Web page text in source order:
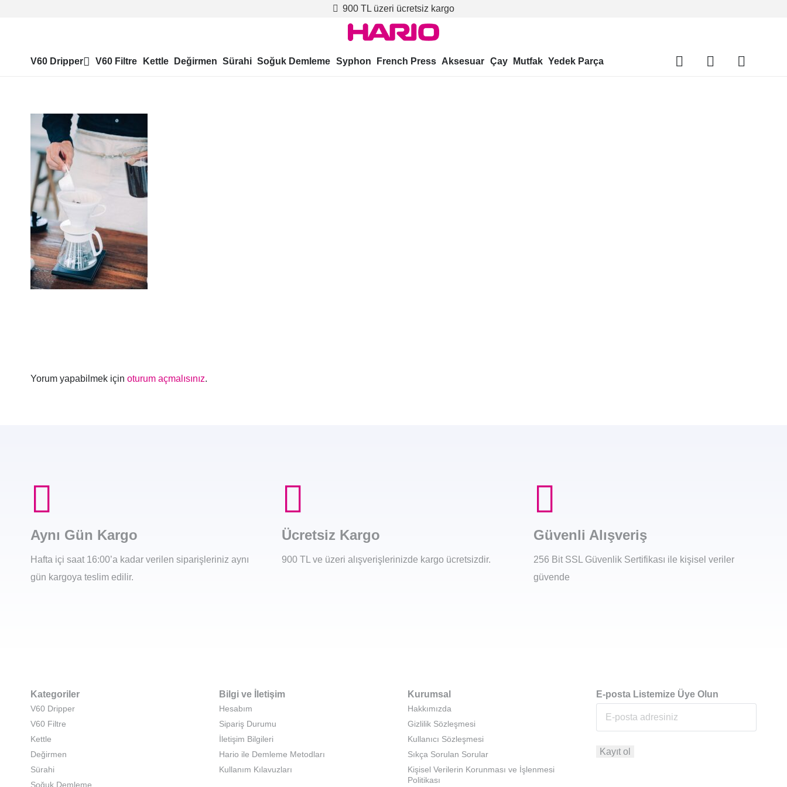
900 TL üzeri ücretsiz kargo
V60 Dripper V60 Filtre Kettle Değirmen Sürahi Soğuk Demleme Syphon French Press Aksesuar Çay Mutfak Yedek Parça
Yorum yapabilmek için oturum açmalısınız.
Aynı Gün Kargo
Hafta içi saat 16:00’a kadar verilen siparişleriniz aynı
gün kargoya teslim edilir.
Ücretsiz Kargo
900 TL ve üzeri alışverişlerinizde kargo ücretsizdir.
Güvenli Alışveriş
256 Bit SSL Güvenlik Sertifikası ile kişisel veriler
güvende
Kategoriler
V60 Dripper
V60 Filtre
Kettle
Değirmen
Sürahi
Soğuk Demleme
Bilgi ve İletişim
Hesabım
Sipariş Durumu
İletişim Bilgileri
Hario ile Demleme Metodları
Kullanım Kılavuzları
Kurumsal
Hakkımızda
Gizlilik Sözleşmesi
Kullanıcı Sözleşmesi
Sıkça Sorulan Sorular
Kişisel Verilerin Korunması ve İşlenmesi
Politikası
E-posta Listemize Üye Olun